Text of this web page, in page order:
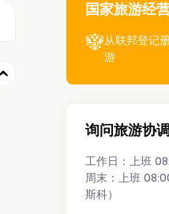
国家旅游经
从联邦登记
游
询问旅游协
工作日：上班
周末：上班
斯科）